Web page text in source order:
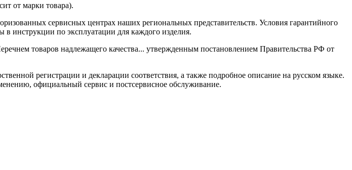
от марки товара).
сервисных центрах наших региональных представительств. Условия гарантийного
инструкции по эксплуатации для каждого изделия.
товаров надлежащего качества... утвержденным постановлением Правительства РФ от
регистрации и декларации соответствия, а также подробное описание на русском языке.
официальный сервис и постсервисное обслуживание.